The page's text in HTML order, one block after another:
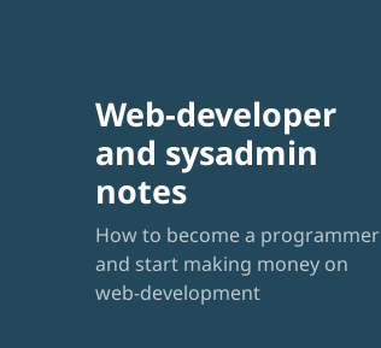
Web-developer
and sysadmin
notes
How to become a programmer
and start making money on
web-development